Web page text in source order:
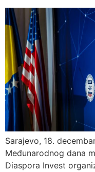
Sarajevo, 18.
Međunarodnog dana
Diaspora Invest